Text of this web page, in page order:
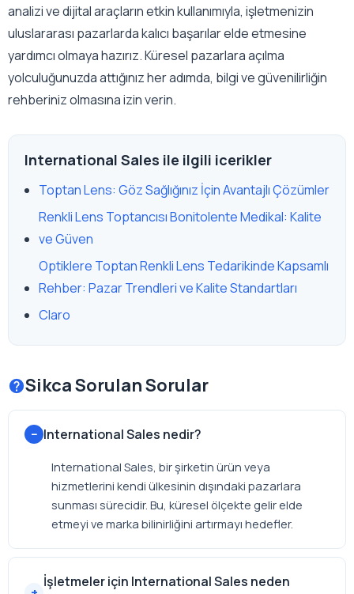
analizi ve dijital araçların etkin kullanımıyla, işletmenizin
uluslararası pazarlarda kalıcı başarılar elde etmesine
yardımcı olmaya hazırız. Küresel pazarlara açılma
yolculuğunuzda attığınız her adımda, bilgi ve güvenilirliğin
rehberiniz olmasına izin verin.
International Sales ile ilgili icerikler
Toptan Lens: Göz Sağlığınız İçin Avantajlı Çözümler
Renkli Lens Toptancısı Bonitolente Medikal: Kalite
ve Güven
Optiklere Toptan Renkli Lens Tedarikinde Kapsamlı
Rehber: Pazar Trendleri ve Kalite Standartları
Claro
Sikca Sorulan Sorular
International Sales nedir?
International Sales, bir şirketin ürün veya
hizmetlerini kendi ülkesinin dışındaki pazarlara
sunması sürecidir. Bu, küresel ölçekte gelir elde
etmeyi ve marka bilinirliğini artırmayı hedefler.
İşletmeler için International Sales neden